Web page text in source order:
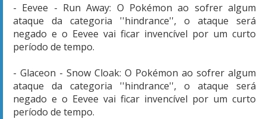
- Eevee - Run Away: O Pokémon ao sofrer algum
ataque da categoria ''hindrance'', o ataque será
negado e o Eevee vai ficar invencível por um curto
período de tempo.
- Glaceon - Snow Cloak: O Pokémon ao sofrer algum
ataque da categoria ''hindrance'', o ataque será
negado e o Eevee vai ficar invencível por um curto
período de tempo.